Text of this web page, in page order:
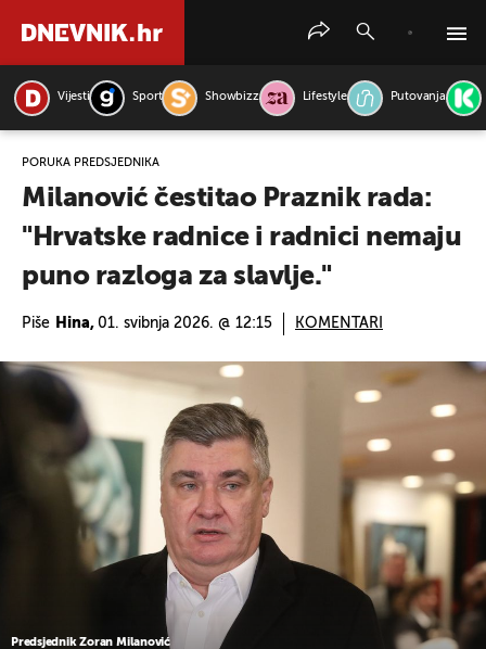
Vijesti Sport Showbizz Lifestyle Putovanja
PORUKA PREDSJEDNIKA
Milanović čestitao Praznik rada:
"Hrvatske radnice i radnici nemaju
puno razloga za slavlje."
Piše Hina, 01. svibnja 2026. @ 12:15 KOMENTARI
Predsjednik Zoran Milanović
PRETRAŽITE VIJESTI